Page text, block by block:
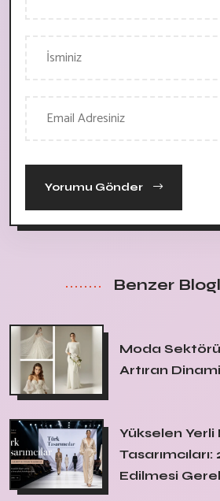
Yorumu Gönder
Benzer
Moda
Artıran
Yükselen Yerli
Edilmesi